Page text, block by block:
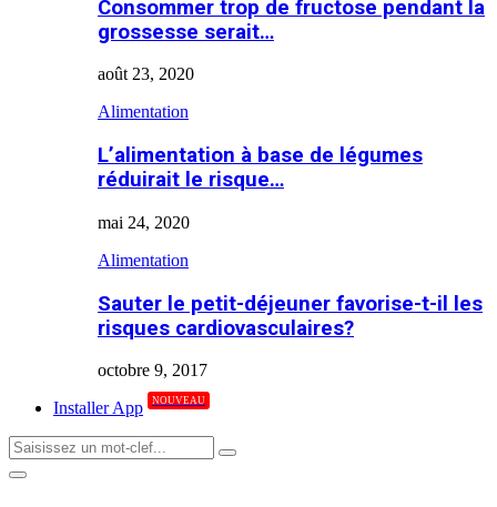
Consommer trop de fructose pendant la
grossesse serait…
août 23, 2020
Alimentation
L’alimentation à base de légumes
réduirait le risque…
mai 24, 2020
Alimentation
Sauter le petit-déjeuner favorise-t-il les
risques cardiovasculaires?
octobre 9, 2017
Installer App
NOUVEAU
Search
for:
Search
Primary